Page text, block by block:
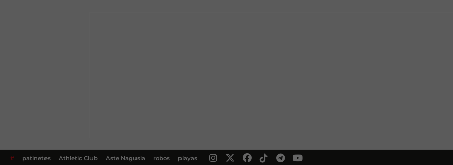
# patinetes Athletic Club Aste Nagusia robos playas